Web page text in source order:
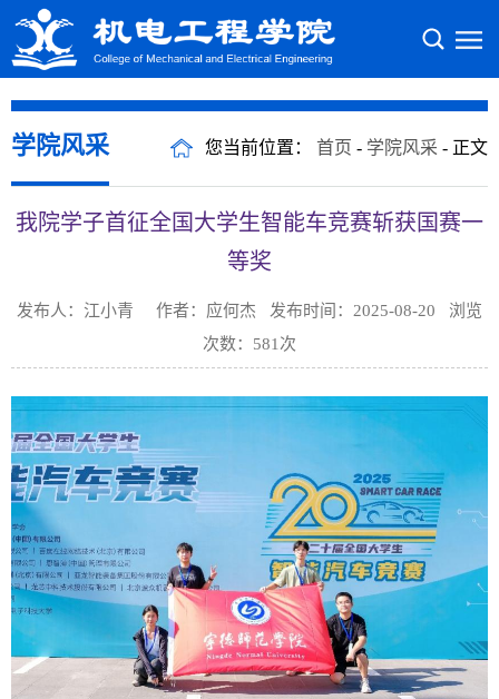
学院风采 您当前位置： 首页 - 学院风采 - 正文
我院学子首征全国大学生智能车竞赛斩获国赛一
等奖
发布人：江小青 作者：应何杰 发布时间：2025-08-20 浏览
次数： 581 次